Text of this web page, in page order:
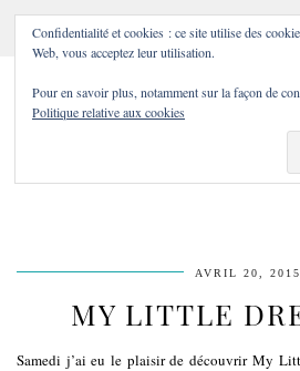
AVRIL 20, 2015
MY LITTLE
Samedi j’ai eu le plaisir de découvrir My
Confidentialité et cookies : ce site utilise des
Web, vous acceptez leur utilisation.
Pour en savoir plus, notamment sur la façon de
Politique relative aux cookies